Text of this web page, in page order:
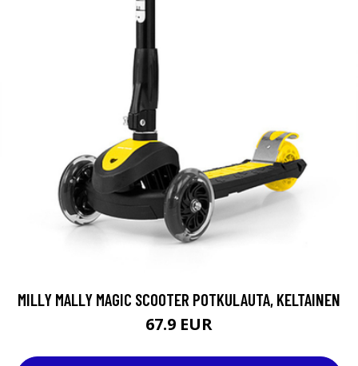
MILLY MALLY MAGIC SCOOTER POTKULAUTA, KELTAINEN
67.9 EUR